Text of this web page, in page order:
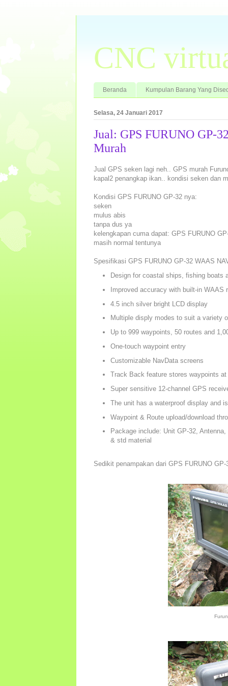
CNC
Beranda Kumpulan Barang Yang
Selasa, 24 Januari 2017
Jual: GPS FURUNO GP-
Murah
Jual GPS seken lagi neh.. GPS murah
kapal2 penangkap ikan.. kondisi seken dan
Kondisi GPS FURUNO GP-32 nya:
seken
mulus abis
tanpa dus ya
kelengkapan cuma dapat: GPS FURUNO
masih normal tentunya
Spesifikasi GPS FURUNO GP-32 WAAS
Design for coastal ships, fishing boats
Improved accuracy with built-in WAAS
4.5 inch silver bright LCD display
Multiple disply modes to suit a variety
Up to 999 waypoints, 50 routes and
One-touch waypoint entry
Customizable NavData screens
Track Back feature stores waypoints
Super sensitive 12-channel GPS
The unit has a waterproof display and
Waypoint & Route upload/download
Package include: Unit GP-32,
& std material
Sedikit penampakan dari GPS FURUNO GP-